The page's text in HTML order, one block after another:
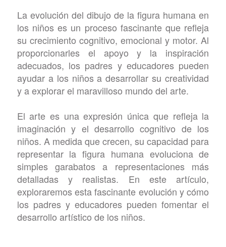
La evolución del dibujo de la figura humana en
los niños es un proceso fascinante que refleja
su crecimiento cognitivo, emocional y motor. Al
proporcionarles el apoyo y la inspiración
adecuados, los padres y educadores pueden
ayudar a los niños a desarrollar su creatividad
y a explorar el maravilloso mundo del arte.
El arte es una expresión única que refleja la
imaginación y el desarrollo cognitivo de los
niños. A medida que crecen, su capacidad para
representar la figura humana evoluciona de
simples garabatos a representaciones más
detalladas y realistas. En este artículo,
exploraremos esta fascinante evolución y cómo
los padres y educadores pueden fomentar el
desarrollo artístico de los niños.